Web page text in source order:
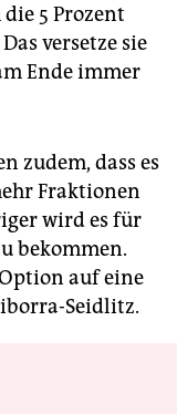
5 Prozent
versetze sie
Ende immer
zudem, dass es
Fraktionen
wird es für
bekommen.
auf eine
Seidlitz.